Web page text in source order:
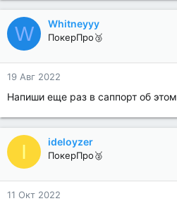
W Whitneyyy
ПокерПро🥉
19 Авг 2022
Напиши еще раз в саппорт об этом
I ideloyzer
ПокерПро🥈
11 Окт 2022